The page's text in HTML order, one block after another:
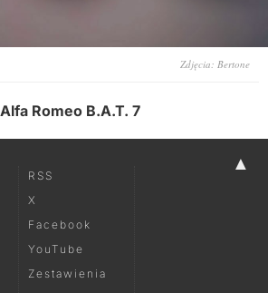
Zdjęcia: Bertone
Alfa Romeo B.A.T. 7
▲
RSS
X
Facebook
YouTube
Zestawienia